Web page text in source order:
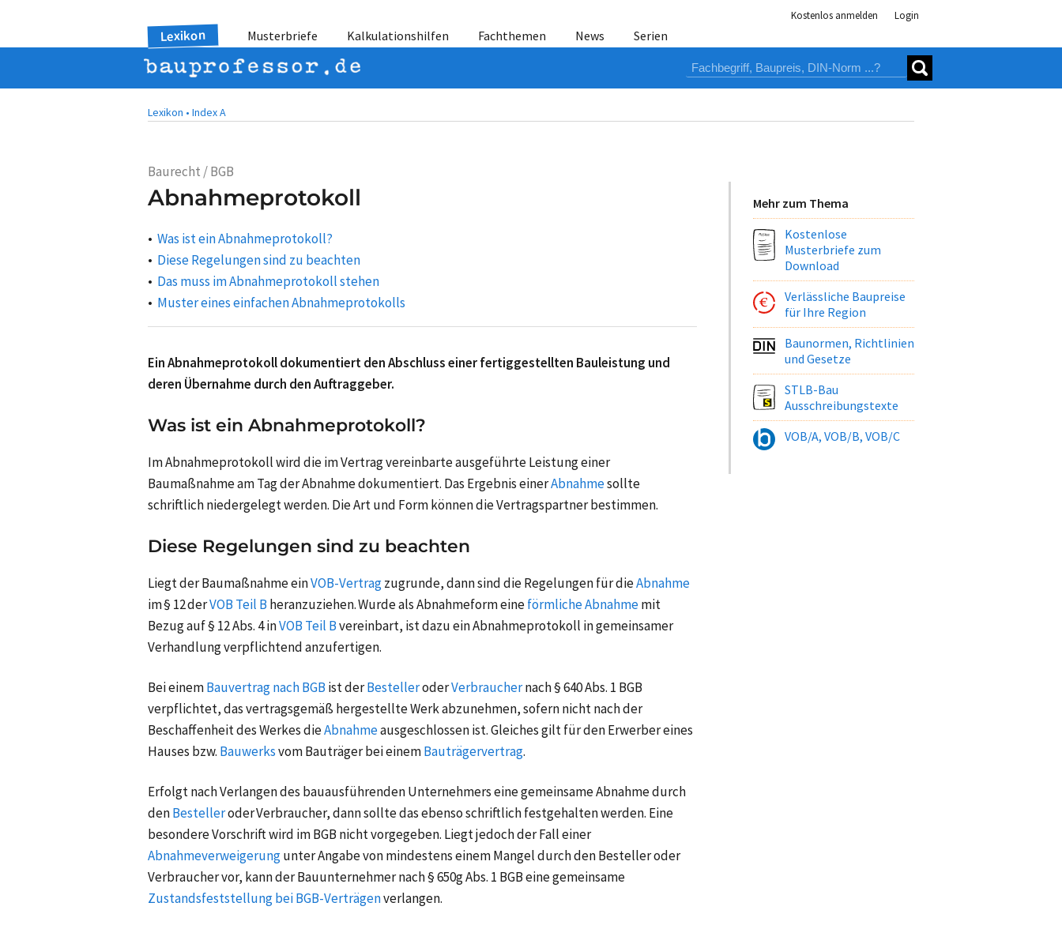
Kostenlos anmelden Login
Lexikon Musterbriefe Kalkulationshilfen Fachthemen News Serien
Lexikon • Index A
Baurecht / BGB
Abnahmeprotokoll
Was ist ein Abnahmeprotokoll?
Diese Regelungen sind zu beachten
Das muss im Abnahmeprotokoll stehen
Muster eines einfachen Abnahmeprotokolls
Ein Abnahmeprotokoll dokumentiert den Abschluss einer fertiggestellten Bauleistung und
deren Übernahme durch den Auftraggeber.
Was ist ein Abnahmeprotokoll?
Im Abnahmeprotokoll wird die im Vertrag vereinbarte ausgeführte Leistung einer
Baumaßnahme am Tag der Abnahme dokumentiert. Das Ergebnis einerAbnahmesollte
schriftlich niedergelegt werden. Die Art und Form können die Vertragspartner bestimmen.
Diese Regelungen sind zu beachten
Liegt der Baumaßnahme einVOB-Vertragzugrunde, dann sind die Regelungen für dieAbnahme
im § 12 derVOB Teil B heranzuziehen. Wurde als Abnahmeform eineförmliche Abnahmemit
Bezug auf § 12 Abs. 4 inVOB Teil Bvereinbart, ist dazu ein Abnahmeprotokoll in gemeinsamer
Verhandlung verpflichtend anzufertigen.
Bei einemBauvertrag nach BGB ist derBestelleroderVerbrauchernach § 640 Abs. 1 BGB
verpflichtet, das vertragsgemäß hergestellte Werk abzunehmen, sofern nicht nach der
Beschaffenheit des Werkes dieAbnahmeausgeschlossen ist. Gleiches gilt für den Erwerber eines
Hauses bzw. Bauwerksvom Bauträger bei einemBauträgervertrag.
Erfolgt nach Verlangen des bauausführenden Unternehmers eine gemeinsame Abnahme durch
denBestelleroder Verbraucher, dann sollte das ebenso schriftlich festgehalten werden. Eine
besondere Vorschrift wird im BGB nicht vorgegeben. Liegt jedoch der Fall einer
Abnahmeverweigerungunter Angabe von mindestens einemMangeldurch den Besteller oder
Verbraucher vor, kann der Bauunternehmer nach § 650g Abs. 1 BGB eine gemeinsame
Zustandsfeststellung bei BGB-Verträgenverlangen.
Mehr zum Thema
Kostenlose
Musterbriefe zum
Download
Verlässliche Baupreise
für Ihre Region
Baunormen, Richtlinien
und Gesetze
STLB-Bau
Ausschreibungstexte
VOB/A, VOB/B, VOB/C